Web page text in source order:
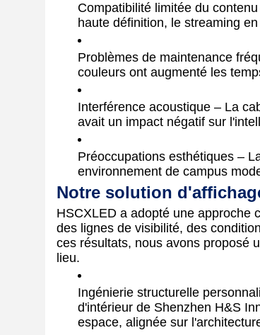
Compatibilité limitée du
haute définition, le streaming
Problèmes de maintenance
couleurs ont augmenté les
Interférence acoustique – La
avait un impact négatif sur
Préoccupations esthétiques –
environnement de campus
Notre solution
HSCXLED a adopté une approche
des lignes de visibilité, des
ces résultats, nous avons proposé
lieu.
Ingénierie structurelle
d'intérieur de Shenzhen H&S
espace, alignée sur